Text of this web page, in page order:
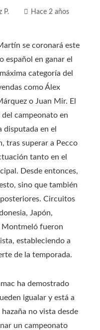
P. Hace 2 años
se coronará este
en ganar el
categoría del
como Álex
o Juan Mir. El
campeonato en
disputada en el
tras superar a Pecco
tanto en el
Desde entonces,
sino que también
Circuitos
Japón,
Montmeló fueron
estableciendo a
de la temporada.
ha demostrado
igualar y está a
no vista desde
un campeonato